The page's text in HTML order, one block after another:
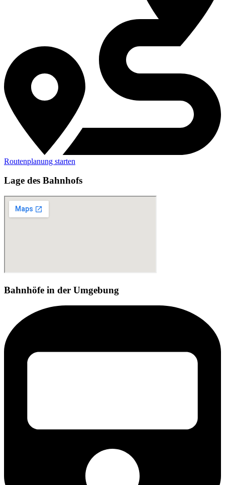
Routenplanung starten
Lage des Bahnhofs
Bahnhöfe in der Umgebung